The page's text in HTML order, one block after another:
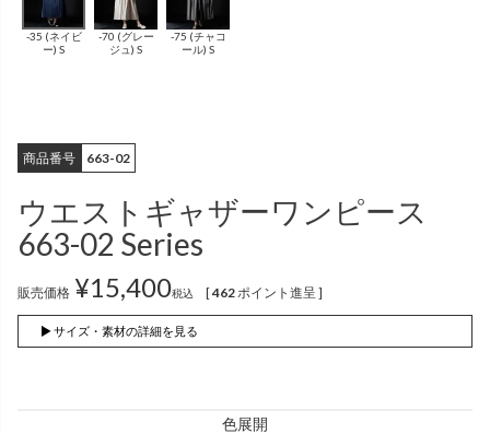
ブラウス
インナー パンツ
（レーヨン76％、 ポリエステル18％、
シルク4％、ポリウレタン2%）
麻（無地）
（綿56％、ポリエステル：18％、
麻12%、ラミー12%、
麻プラス （ボーダー）
（綿56%、ポリエステル18%、
かぐらやロール一覧
-35 (ネイビ
ー) S
-70 (グレー
ジュ) S
-75 (チャコ
ール) S
商品番号 663-02
ウエストギャザーワンピース
663-02 Series
販売価格 ¥15,400税込 [462 ポイント進呈 ]
▶ サイズ・素材の詳細を見る
色展開